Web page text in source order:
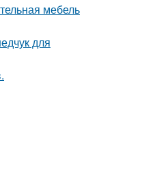
мебель
для